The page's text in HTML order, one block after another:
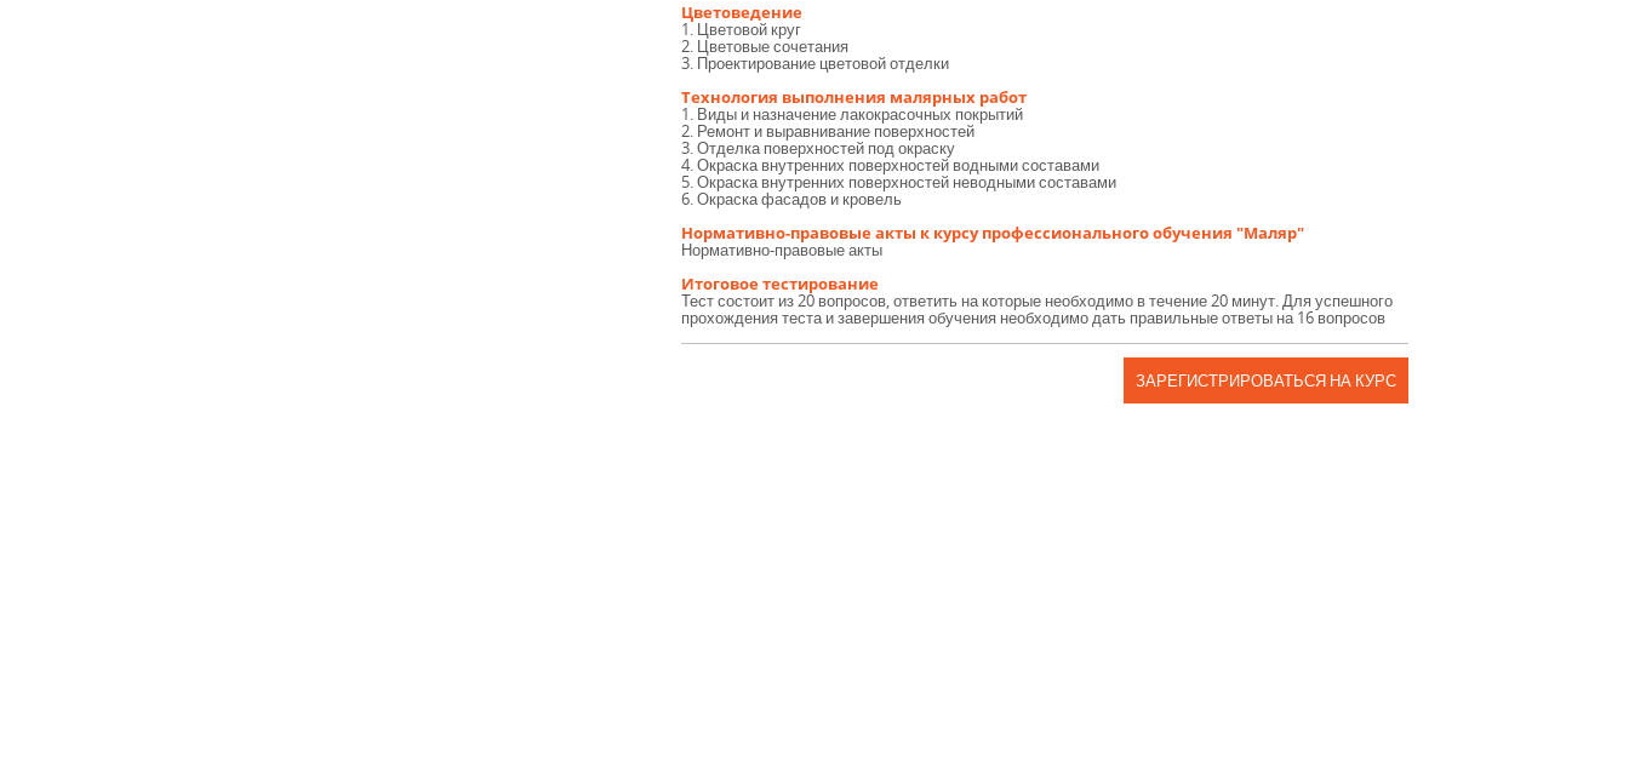
Цветоведение
1. Цветовой круг
2. Цветовые сочетания
3. Проектирование цветовой отделки
Технология выполнения малярных работ
1. Виды и назначение лакокрасочных покрытий
2. Ремонт и выравнивание поверхностей
3. Отделка поверхностей под окраску
4. Окраска внутренних поверхностей водными составами
5. Окраска внутренних поверхностей неводными составами
6. Окраска фасадов и кровель
Нормативно-правовые акты к курсу профессионального обучения "Маляр"
Нормативно-правовые акты
Итоговое тестирование
Тест состоит из 20 вопросов, ответить на которые необходимо в течение 20 минут. Для успешного
прохождения теста и завершения обучения необходимо дать правильные ответы на 16 вопросов
ЗАРЕГИСТРИРОВАТЬСЯ НА КУРС